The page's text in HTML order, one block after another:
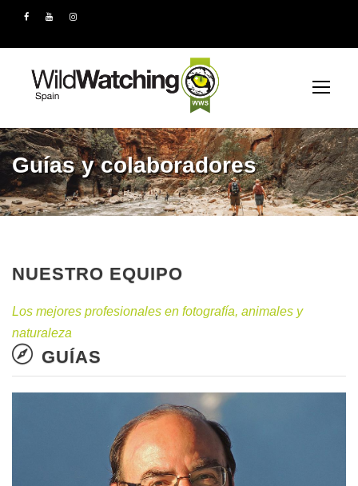
Guías y colaboradores
NUESTRO EQUIPO
Los mejores profesionales en fotografía, animales y
naturaleza
GUÍAS